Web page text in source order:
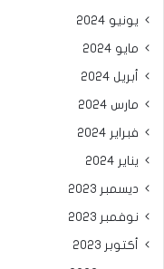
يونيو 2024
مايو 2024
أبريل 2024
مارس 2024
فبراير 2024
يناير 2024
ديسمبر 2023
نوفمبر 2023
أكتوبر 2023